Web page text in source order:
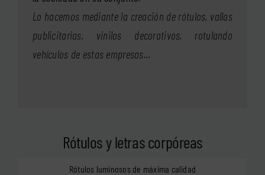
Lo hacemos mediante la creación de rótulos, vallas
publicitarias, vinilos decorativos, rotulando
vehículos de estas empresas…
Rótulos y letras corpóreas
Rótulos luminosos de máxima calidad